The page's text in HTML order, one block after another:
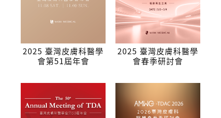
2025 臺灣皮膚科醫學
會第51屆年會
2025 臺灣皮膚科醫學
會春季研討會